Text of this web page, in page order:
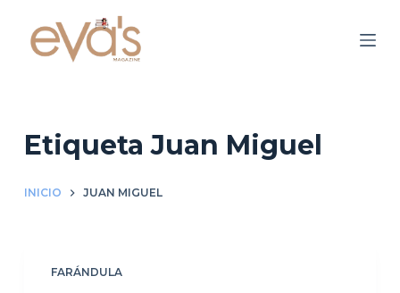
Etiqueta Juan Miguel
INICIO JUAN MIGUEL
FARÁNDULA